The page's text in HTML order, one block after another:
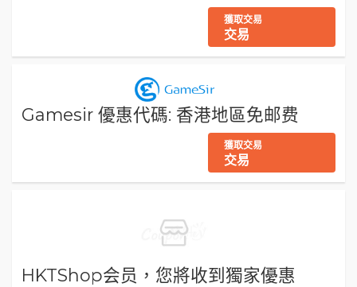
獲取交易
交易
Gamesir 優惠代碼: 香港地區免邮费
獲取交易
交易
HKTShop会员，您將收到獨家優惠